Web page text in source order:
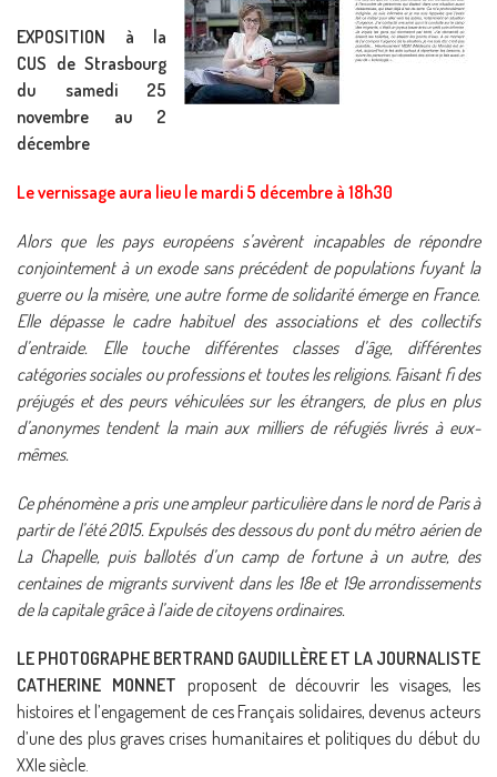
EXPOSITION à la
CUS de Strasbourg
du samedi 25
novembre au 2
décembre
Le vernissage aura lieu le mardi 5 décembre à 18h30
Alors que les pays européens s’avèrent incapables de répondre
conjointement à un exode sans précédent de populations fuyant la
guerre ou la misère, une autre forme de solidarité émerge en France.
Elle dépasse le cadre habituel des associations et des collectifs
d’entraide. Elle touche différentes classes d’âge, différentes
catégories sociales ou professions et toutes les religions. Faisant fi des
préjugés et des peurs véhiculées sur les étrangers, de plus en plus
d’anonymes tendent la main aux milliers de réfugiés livrés à eux-
mêmes.
Ce phénomène a pris une ampleur particulière dans le nord de Paris à
partir de l’été 2015. Expulsés des dessous du pont du métro aérien de
La Chapelle, puis ballotés d’un camp de fortune à un autre, des
centaines de migrants survivent dans les 18e et 19e arrondissements
de la capitale grâce à l’aide de citoyens ordinaires.
LE PHOTOGRAPHE BERTRAND GAUDILLÈRE ET LA JOURNALISTE
CATHERINE MONNET proposent de découvrir les visages, les
histoires et l’engagement de ces Français solidaires, devenus acteurs
d’une des plus graves crises humanitaires et politiques du début du
XXIe siècle.